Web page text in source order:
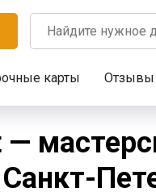
карты Отзывы
—